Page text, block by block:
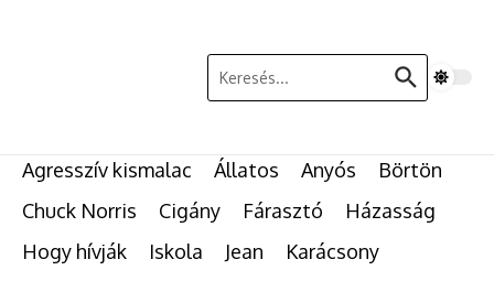
Keresés:
Agresszív kismalac Állatos Anyós
Börtön
Chuck Norris
Cigány Fárasztó
Házasság
Hogy hívják
Iskola Jean
Karácsony